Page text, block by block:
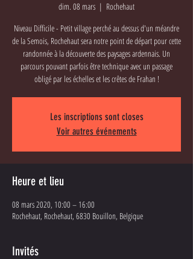
dim. 08 mars
  |
Rochehaut
Niveau Difficile - Petit village perché au dessus d'un méandre
de la Semois, Rochehaut sera notre point de départ pour cette
randonnée à la découverte des paysages ardennais. Un
parcours pouvant parfois être technique avec un passage
obligé par les échelles et les crêtes de Frahan !
Les inscriptions sont closes
Voir autres événements
Heure et lieu
08 mars 2020, 10:00 – 16:00
Rochehaut, Rochehaut, 6830 Bouillon, Belgique
Invités